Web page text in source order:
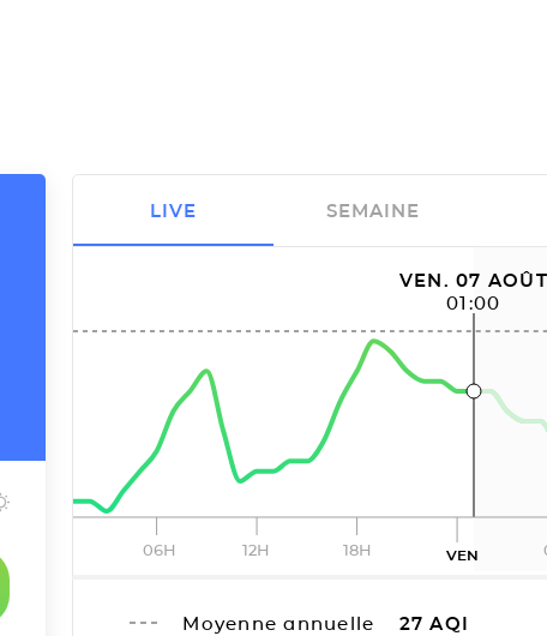
VEN. 07 AOÛT
01:00
06H 12H 18H VEN
Moyenne annuelle 27 AQI
LIVE SEMAINE